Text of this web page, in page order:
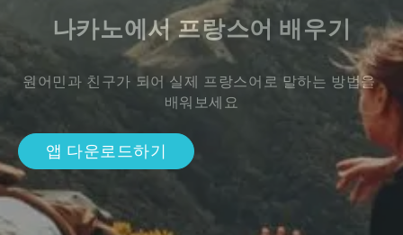
나카노에서 프랑스어 배우기
원어민과 친구가 되어 실제 프랑스어로 말하는 방법을
배워보세요
앱 다운로드하기